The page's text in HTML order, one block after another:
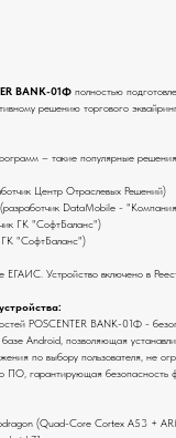
BANK-01Ф полностью
решению торгового
– такие популярные
Центр Отраслевых Решений)
DataMobile -
ГК "СофтБаланс")
ГК "СофтБаланс")
ЕГАИС. Устройство включено в
POSCENTER BANK-01Ф -
Android, позволяющая
по выбору пользователя, не
ПО, гарантирующая безопасность
(Quad-Core Cortex A53 +